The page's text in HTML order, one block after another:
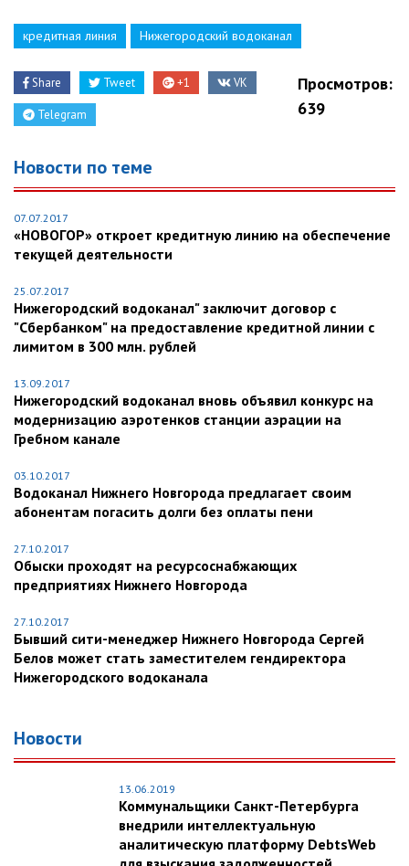
кредитная линия Нижегородский водоканал
Share Tweet +1 VK
Telegram
Просмотров:
639
Новости по теме
07.07.2017
«НОВОГОР» откроет кредитную линию на обеспечение
текущей деятельности
25.07.2017
Нижегородский водоканал" заключит договор с
"Сбербанком" на предоставление кредитной линии с
лимитом в 300 млн. рублей
13.09.2017
Нижегородский водоканал вновь объявил конкурс на
модернизацию аэротенков станции аэрации на
Гребном канале
03.10.2017
Водоканал Нижнего Новгорода предлагает своим
абонентам погасить долги без оплаты пени
27.10.2017
Обыски проходят на ресурсоснабжающих
предприятиях Нижнего Новгорода
27.10.2017
Бывший сити-менеджер Нижнего Новгорода Сергей
Белов может стать заместителем гендиректора
Нижегородского водоканала
Новости
13.06.2019
Коммунальщики Санкт-Петербурга
внедрили интеллектуальную
аналитическую платформу DebtsWeb